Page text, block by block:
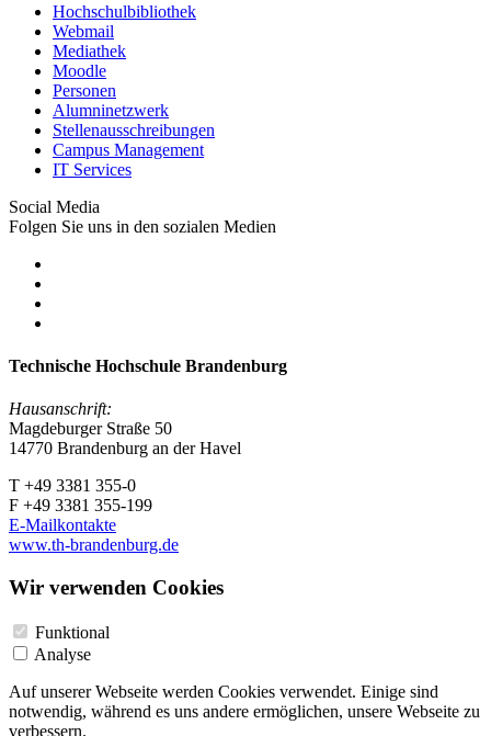
Hochschulbibliothek
Webmail
Mediathek
Moodle
Personen
Alumninetzwerk
Stellenausschreibungen
Campus Management
IT Services
Social Media
Folgen Sie uns in den sozialen Medien
Technische Hochschule Brandenburg
Hausanschrift:
Magdeburger Straße 50
14770 Brandenburg an der Havel
T +49 3381 355-0
F +49 3381 355-199
E-Mailkontakte
www.th-brandenburg.de
Wir verwenden Cookies
Funktional
Analyse
Auf unserer Webseite werden Cookies verwendet. Einige sind
notwendig, während es uns andere ermöglichen, unsere Webseite zu
verbessern.